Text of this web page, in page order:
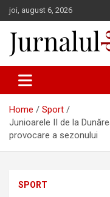
Skip
to
content
joi, august 6, 2026
Jurnalul de
Home
Sport
Junioarele II de la
provocare a sezonului
SPORT